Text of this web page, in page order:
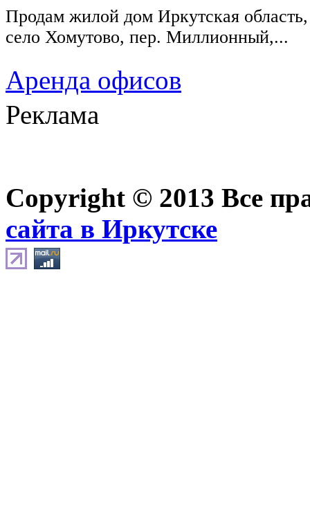
Продам жилой дом Иркутская
село Хомутово, пер. Миллионный,...
Аренда офисов
Реклама
Copyright © 2013 Все
сайта в Иркутске